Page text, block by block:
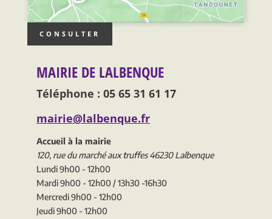
CONSULTER
MAIRIE DE LALBENQUE
Téléphone : 05 65 31 61 17
mairie@lalbenque.fr
Accueil à la mairie
120, rue du marché aux truffes 46230 Lalbenque
Lundi 9h00 - 12h00
Mardi 9h00 - 12h00 / 13h30 -16h30
Mercredi 9h00 - 12h00
Jeudi 9h00 - 12h00